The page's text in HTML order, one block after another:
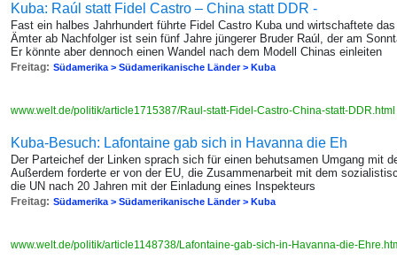
Kuba: Raúl statt Fidel Castro – China statt DDR -
Fast ein halbes Jahrhundert führte Fidel Castro Kuba und wirtschaftete
Ämter ab Nachfolger ist sein fünf Jahre jüngerer Bruder Raúl, der am
Er könnte aber dennoch einen Wandel nach dem Modell Chinas einleiten
Freitag: Südamerika > Südamerikanische Länder > Kuba
www.welt.de/politik/article1715387/Raul-statt-Fidel-Castro-China-statt-DDR.html
Kuba-Besuch: Lafontaine gab sich in Havanna die Eh
Der Parteichef der Linken sprach sich für einen behutsamen Umgang mit
Außerdem forderte er von der EU, die Zusammenarbeit mit dem
die UN nach 20 Jahren mit der Einladung eines Inspekteurs
Freitag: Südamerika > Südamerikanische Länder > Kuba
www.welt.de/politik/article1148738/Lafontaine-gab-sich-in-Havanna-die-